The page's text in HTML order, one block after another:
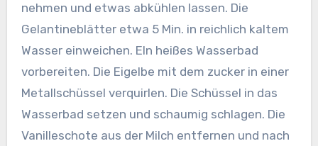
nehmen und etwas abkühlen lassen. Die
Gelantineblätter etwa 5 Min. in reichlich kaltem
Wasser einweichen. EIn heißes Wasserbad
vorbereiten. Die Eigelbe mit dem zucker in einer
Metallschüssel verquirlen. Die Schüssel in das
Wasserbad setzen und schaumig schlagen. Die
Vanilleschote aus der Milch entfernen und nach